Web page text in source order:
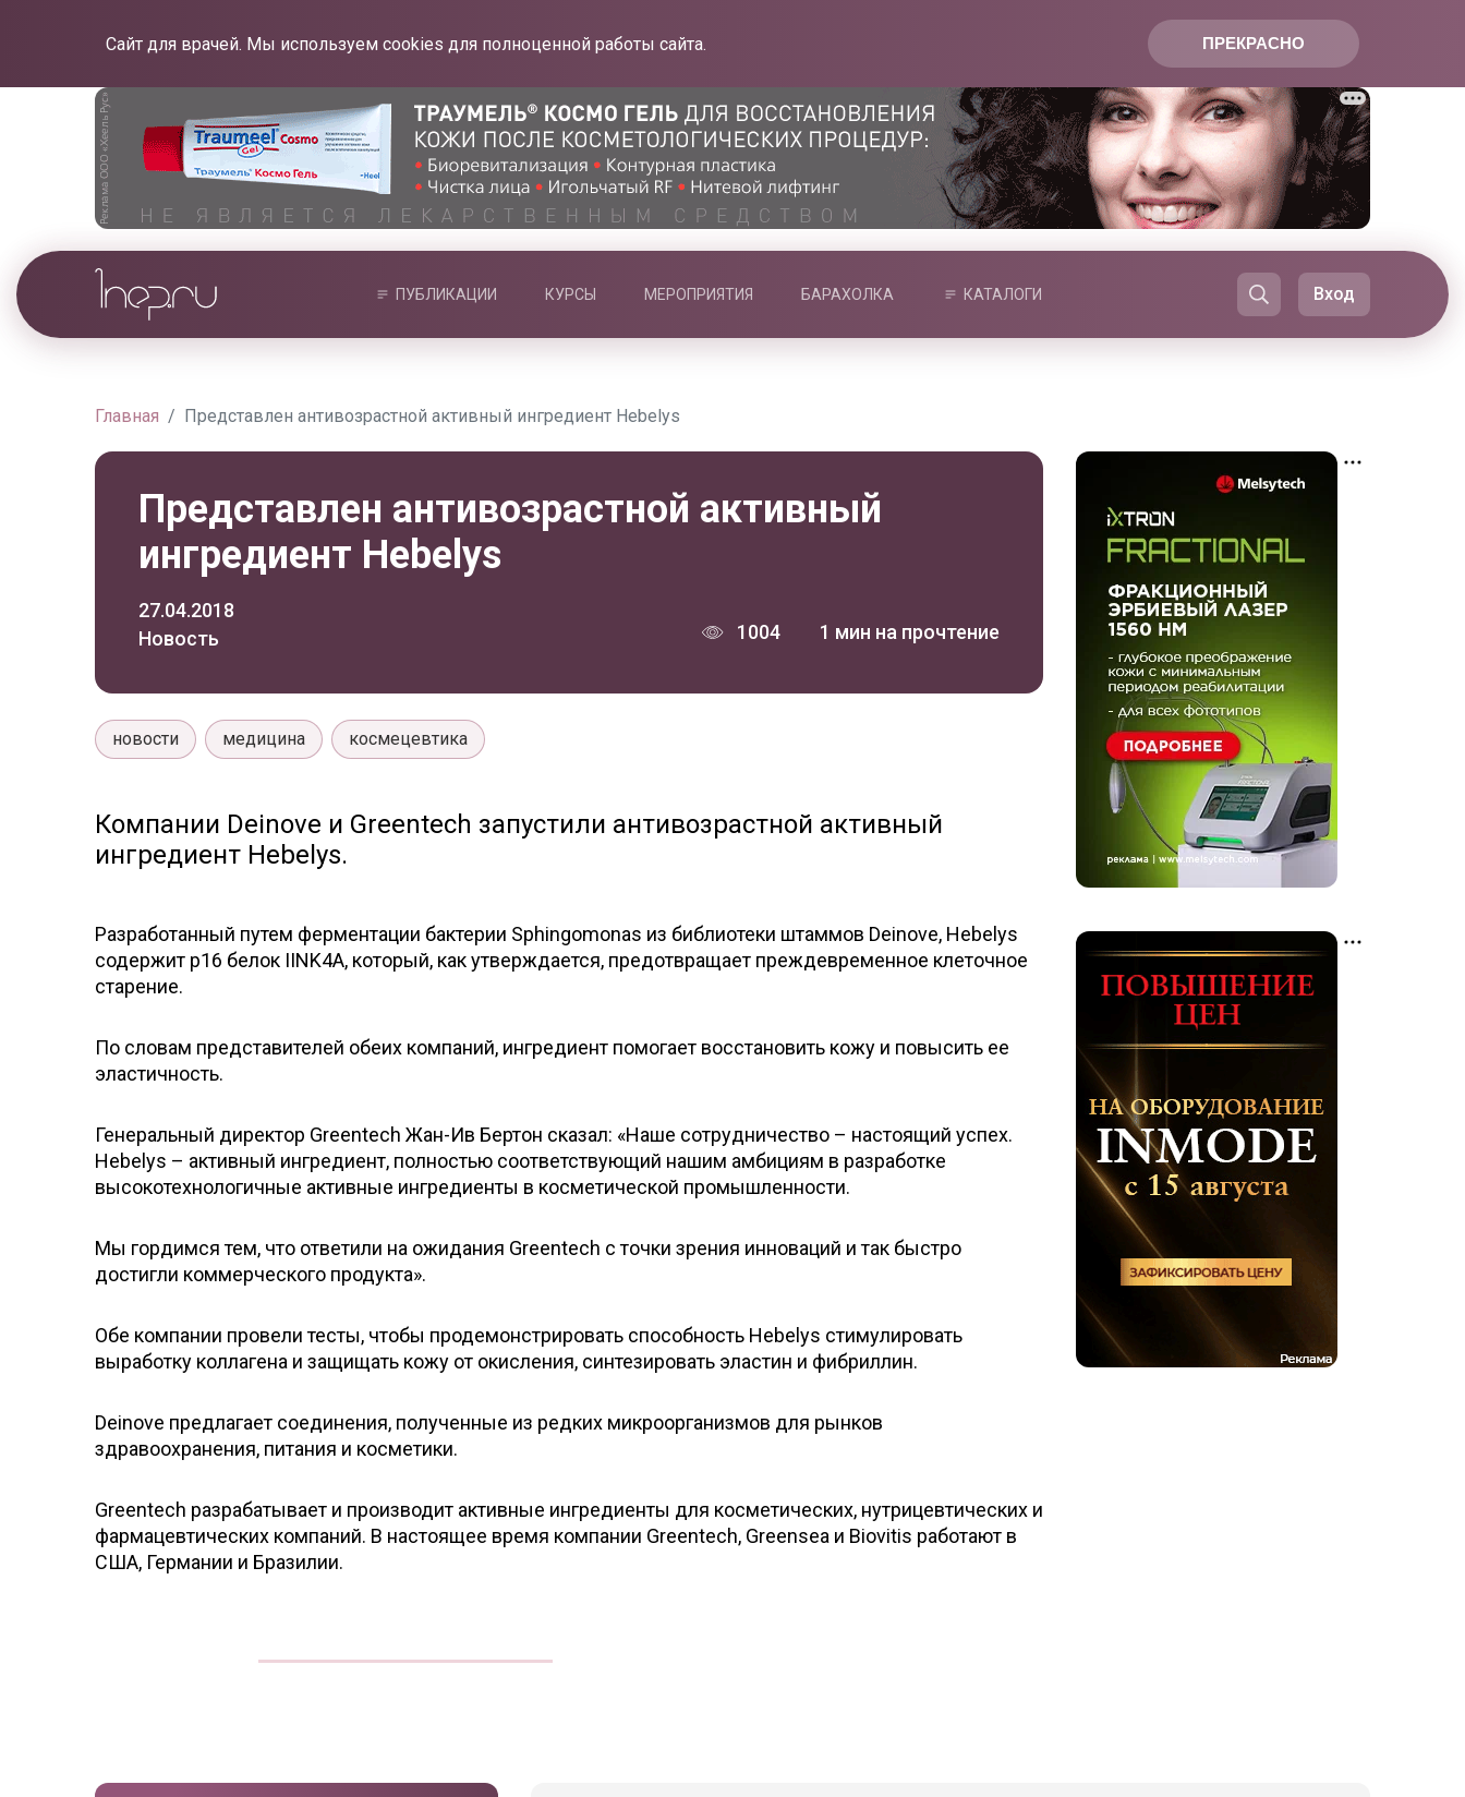
ПРЕКРАСНО
Сайт для врачей. Мы используем cookies для полноценной работы сайта.
ПУБЛИКАЦИИ КУРСЫ МЕРОПРИЯТИЯ БАРАХОЛКА КАТАЛОГИ Вход
Главная Представлен антивозрастной активный ингредиент Hebelys
Представлен антивозрастной активный
ингредиент Hebelys
27.04.2018
Новость
1004 1 мин на прочтение
новости медицина космецевтика
Компании Deinove и Greentech запустили антивозрастной активный
ингредиент Hebelys.
Разработанный путем ферментации бактерии Sphingomonas из библиотеки штаммов Deinove, Hebelys
содержит p16 белок IINK4A, который, как утверждается, предотвращает преждевременное клеточное
старение.
По словам представителей обеих компаний, ингредиент помогает восстановить кожу и повысить ее
эластичность.
Генеральный директор Greentech Жан-Ив Бертон сказал: «Наше сотрудничество – настоящий успех.
Hebelys – активный ингредиент, полностью соответствующий нашим амбициям в разработке
высокотехнологичные активные ингредиенты в косметической промышленности.
Мы гордимся тем, что ответили на ожидания Greentech с точки зрения инноваций и так быстро
достигли коммерческого продукта».
Обе компании провели тесты, чтобы продемонстрировать способность Hebelys стимулировать
выработку коллагена и защищать кожу от окисления, синтезировать эластин и фибриллин.
Deinove предлагает соединения, полученные из редких микроорганизмов для рынков
здравоохранения, питания и косметики.
Greentech разрабатывает и производит активные ингредиенты для косметических, нутрицевтических и
фармацевтических компаний. В настоящее время компании Greentech, Greensea и Biovitis работают в
США, Германии и Бразилии.